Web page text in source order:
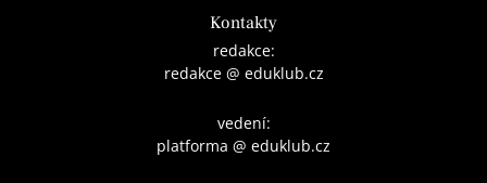
Kontakty
redakce:
redakce @ eduklub.cz
vedení:
platforma @ eduklub.cz